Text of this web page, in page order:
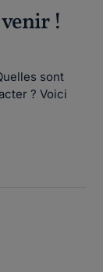
!
sont
? Voici